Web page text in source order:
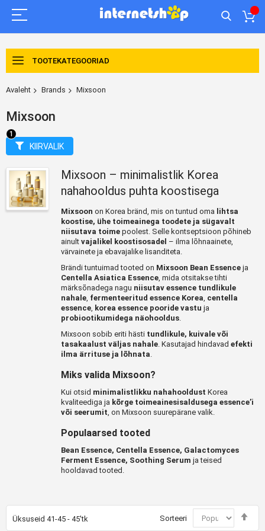
TOOTEKATEGOORIAD
Avaleht Brands Mixsoon
Mixsoon
Mixsoon – minimalistlik Korea
nahahooldus puhta koostisega
Mixsoon on Korea bränd, mis on tuntud oma lihtsa
koostise, ühe toimeainega toodete ja sügavalt
niisutava toime poolest. Selle kontseptsioon põhineb
ainultvajalikel koostisosadel – ilma lõhnaainete,
värvainete ja ebavajalike lisanditeta.
Brändi tuntuimad tooted on Mixsoon Bean Essence ja
Centella Asiatica Essence , mida otsitakse tihti
märksõnadega nagu niisutav essence tundlikule
nahale fermenteeritud essence Korea centella
essence korea essence pooride vastu ja
probiootikumidega näohooldus
Mixsoon sobib eriti hästi tundlikule, kuivale või
tasakaalust väljas nahale . Kasutajad hindavadefekti
ilma ärrituse ja lõhnata
Miks valida Mixsoon?
Kui otsid minimalistlikku nahahooldust Korea
kvaliteediga ja kõrge toimeainesisaldusega essence’i
või seerumit , on Mixsoon suurepärane valik.
Populaarsed tooted
Bean Essence, Centella Essence, Galactomyces
Ferment Essence, Soothing Serum ja teised
hooldavad tooted.
Üksuseid 41-45 - 45'tk Sorteeri
KIIRVALIK